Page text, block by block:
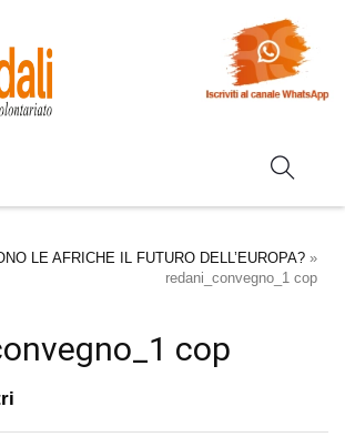
LE AFRICHE IL FUTURO DELL’EUROPA? »
redani_convegno_1 cop
cop